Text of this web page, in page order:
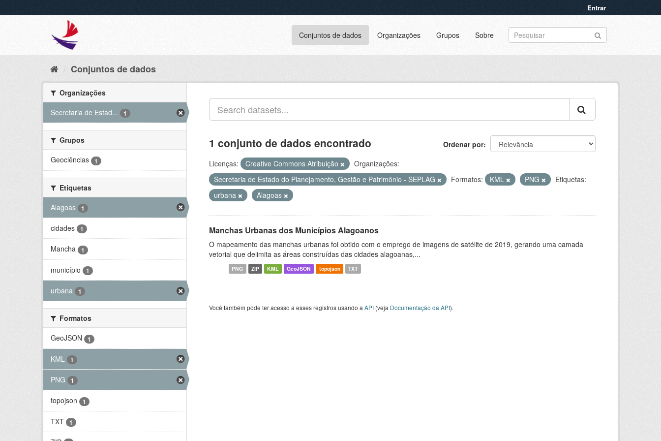
Entrar
Conjuntos de dados Organizações Grupos Sobre
Conjuntos de dados
Organizações
Secretaria de Estad...
1
Grupos
Geociências
1
Etiquetas
Alagoas
1
cidades 1
Mancha 1
município 1
urbana 1
Formatos
GeoJSON
1
KML 1
PNG 1
topojson 1
TXT 1
Ordenar por
1 conjunto de dados encontrado
Licenças: Creative Commons Atribuição
Organizações:
Secretaria de Estado do Planejamento, Gestão e Patrimônio - SEPLAG
Formatos: KML PNG
Etiquetas:
urbana
Alagoas
Manchas Urbanas dos Municípios Alagoanos
O mapeamento das manchas urbanas foi obtido com o emprego de imagens de satélite de 2019, gerando uma camada
vetorial que delimita as áreas construídas das cidades alagoanas,...
PNG ZIP KML GeoJSON topojson TXT
Você também pode ter acesso a esses registros usando a API (veja Documentação da API).